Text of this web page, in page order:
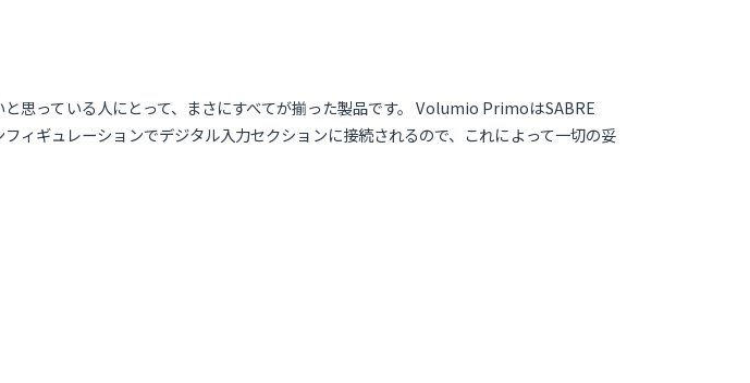
思っている人にとって、まさにすべてが揃った製品です。 Volumio PrimoはSABRE
ギュレーションでデジタル入力セクションに接続されるので、これによって一切の妥